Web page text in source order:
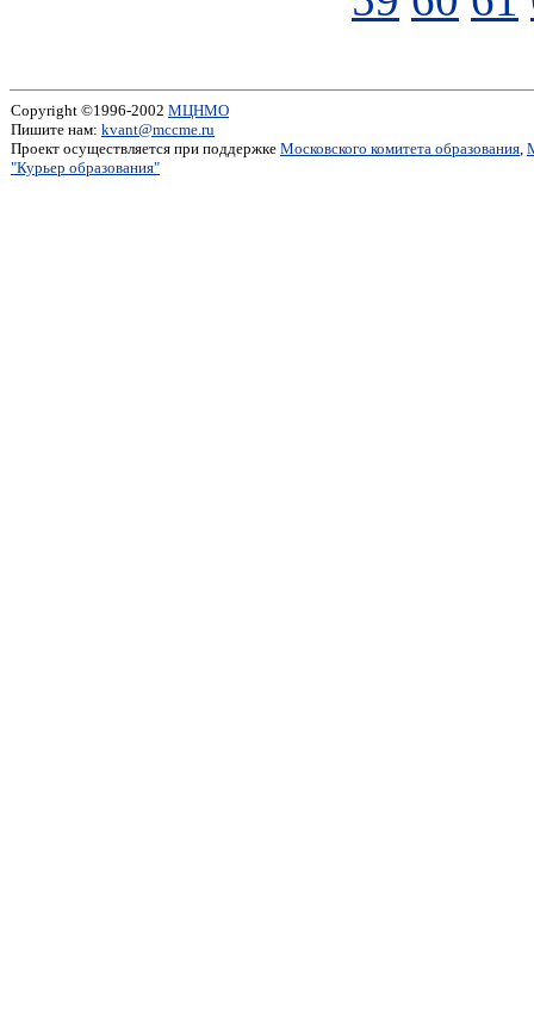
Copyright ©1996-2002 МЦНМО
Пишите нам: kvant@mccme.ru
Проект осуществляется при поддержке Московского комитета образования,
"Курьер образования"